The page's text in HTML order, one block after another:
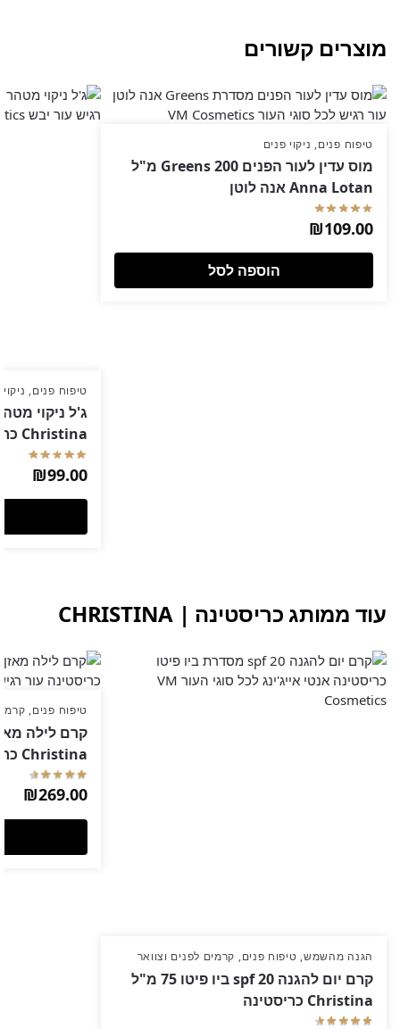
מוצרים קשורים
טיפוח פנים, ניקוי פנים
מוס עדין לעור הפנים Greens 200 מ"ל
Anna Lotan אנה לוטן
₪109.00
הוספה לסל
טיפוח פנים,
Christina כריסטינה
₪99.00
עוד ממותג כריסטינה | CHRISTINA
הגנה מהשמש, טיפוח פנים, קרמים לפנים וצוואר
קרם יום להגנה spf 20 ביו פיטו 75 מ"ל
Christina כריסטינה
טיפוח פנים,
Christina כריסטינה
₪269.00